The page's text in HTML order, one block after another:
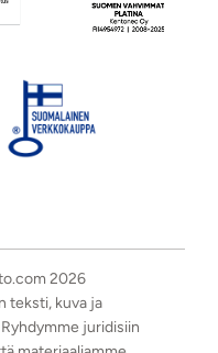
2026
teksti, kuva ja
juridisiin